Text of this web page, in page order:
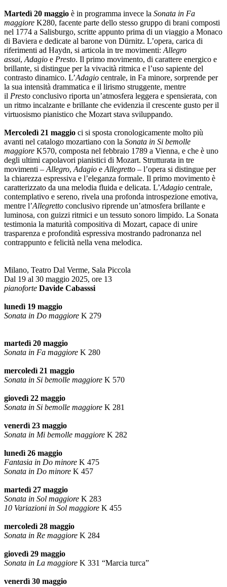
Martedì 20 maggio è in programma invece la Sonata in Fa
maggiore K280, facente parte dello stesso gruppo di brani composti
nel 1774 a Salisburgo, scritte appunto prima di un viaggio a Monaco
di Baviera e dedicate al barone von Dürnitz. L’opera, carica di
riferimenti ad Haydn, si articola in tre movimenti: Allegro
assai, Adagio e Presto. Il primo movimento, di carattere energico e
brillante, si distingue per la vivacità ritmica e l’uso sapiente del
contrasto dinamico. L’Adagio centrale, in Fa minore, sorprende per
la sua intensità drammatica e il lirismo struggente, mentre
il Presto conclusivo riporta un’atmosfera leggera e spensierata, con
un ritmo incalzante e brillante che evidenzia il crescente gusto per il
virtuosismo pianistico che Mozart stava sviluppando.
Mercoledì 21 maggio ci si sposta cronologicamente molto più
avanti nel catalogo mozartiano con la Sonata in Si bemolle
maggiore K570, composta nel febbraio 1789 a Vienna, e che è uno
degli ultimi capolavori pianistici di Mozart. Strutturata in tre
movimenti – Allegro, Adagio e Allegretto – l’opera si distingue per
la chiarezza espressiva e l’eleganza formale. Il primo movimento è
caratterizzato da una melodia fluida e delicata. L’Adagio centrale,
contemplativo e sereno, rivela una profonda introspezione emotiva,
mentre l’Allegretto conclusivo riprende un’atmosfera brillante e
luminosa, con guizzi ritmici e un tessuto sonoro limpido. La Sonata
testimonia la maturità compositiva di Mozart, capace di unire
trasparenza e profondità espressiva mostrando padronanza nel
contrappunto e felicità nella vena melodica.
Milano, Teatro Dal Verme, Sala Piccola
Dal 19 al 30 maggio 2025, ore 13
pianoforte Davide Cabasssi
lunedì 19 maggio
Sonata in Do maggiore K 279
martedì 20 maggio
Sonata in Fa maggiore K 280
mercoledì 21 maggio
Sonata in Si bemolle maggiore K 570
giovedì 22 maggio
Sonata in Si bemolle maggiore K 281
venerdì 23 maggio
Sonata in Mi bemolle maggiore K 282
lunedì 26 maggio
Fantasia in Do minore K 475
Sonata in Do minore K 457
martedì 27 maggio
Sonata in Sol maggiore K 283
10 Variazioni in Sol maggiore K 455
mercoledì 28 maggio
Sonata in Re maggiore K 284
giovedì 29 maggio
Sonata in La maggiore K 331 “Marcia turca”
venerdì 30 maggio